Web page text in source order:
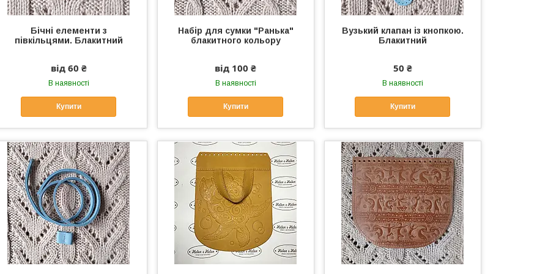
Бічні елементи з
півкільцями. Блакитний
від 60 ₴
В наявності
Купити
Набір для сумки "Ранька"
блакитного кольору
від 100 ₴
В наявності
Купити
Вузький клапан із кнопкою.
Блакитний
50 ₴
В наявності
Купити